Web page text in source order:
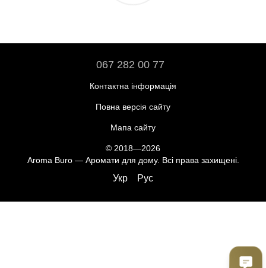
067 282 00 77
Контактна інформація
Повна версія сайту
Мапа сайту
© 2018—2026
Aroma Buro — Аромати для дому. Всі права захищені.
Укр Рус